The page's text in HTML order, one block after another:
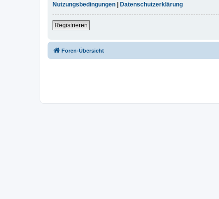
Nutzungsbedingungen
Datenschutzerklärung
Registrieren
Foren-Übersicht